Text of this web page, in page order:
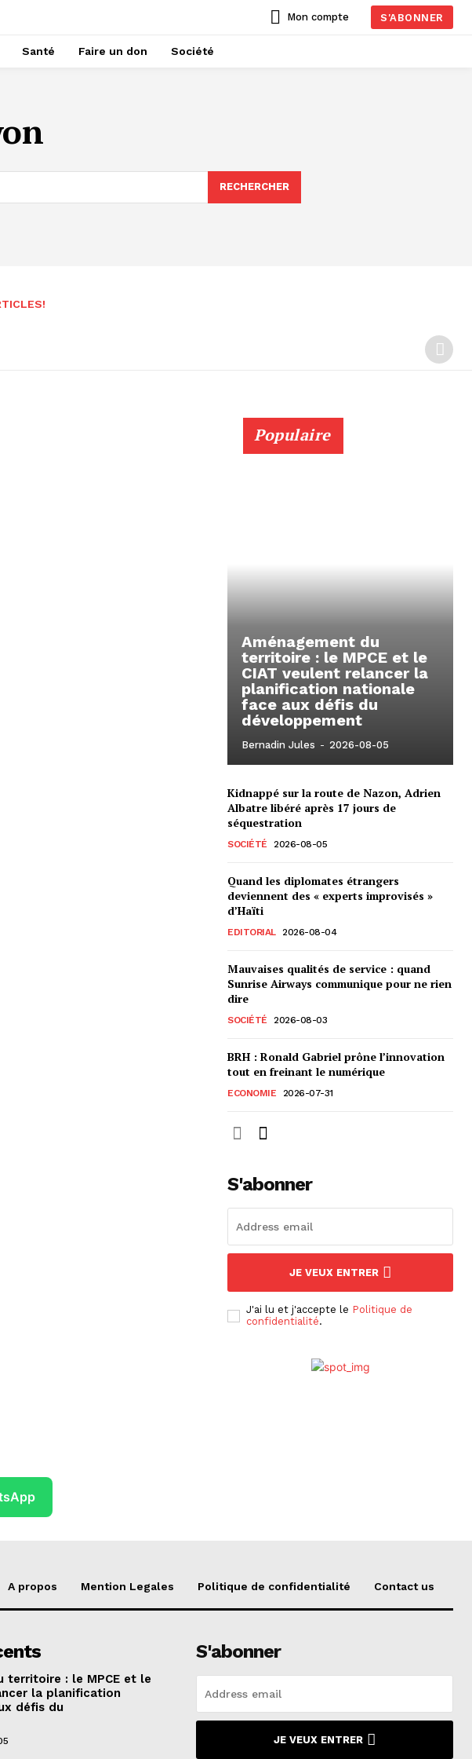
Mon compte S'ABONNER
Santé Faire un don Société
RECHERCHER
Populaire
Aménagement du
territoire : le MPCE et le
CIAT veulent relancer la
planification nationale
face aux défis du
développement
Bernadin Jules - 2026-08-05
Kidnappé sur la route de Nazon, Adrien
Albatre libéré après 17 jours de
séquestration
SOCIÉTÉ 2026-08-05
Quand les diplomates étrangers
deviennent des « experts improvisés »
d’Haïti
EDITORIAL 2026-08-04
Mauvaises qualités de service : quand
Sunrise Airways communique pour ne rien
dire
SOCIÉTÉ 2026-08-03
BRH : Ronald Gabriel prône l’innovation
tout en freinant le numérique
ECONOMIE 2026-07-31
S'abonner
JE VEUX ENTRER
J'ai lu et j'accepte le Politique de
confidentialité.
A propos Mention Legales Politique de confidentialité Contact us
territoire : le MPCE et le
la planification
défis du
S'abonner
JE VEUX ENTRER